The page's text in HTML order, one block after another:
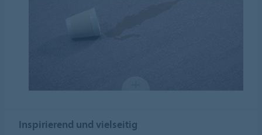
Inspirierend und vielseitig